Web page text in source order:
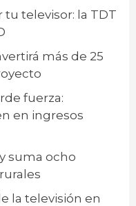
tu televisor: la TDT
más de 25
fuerza:
en ingresos
suma ocho
la televisión en